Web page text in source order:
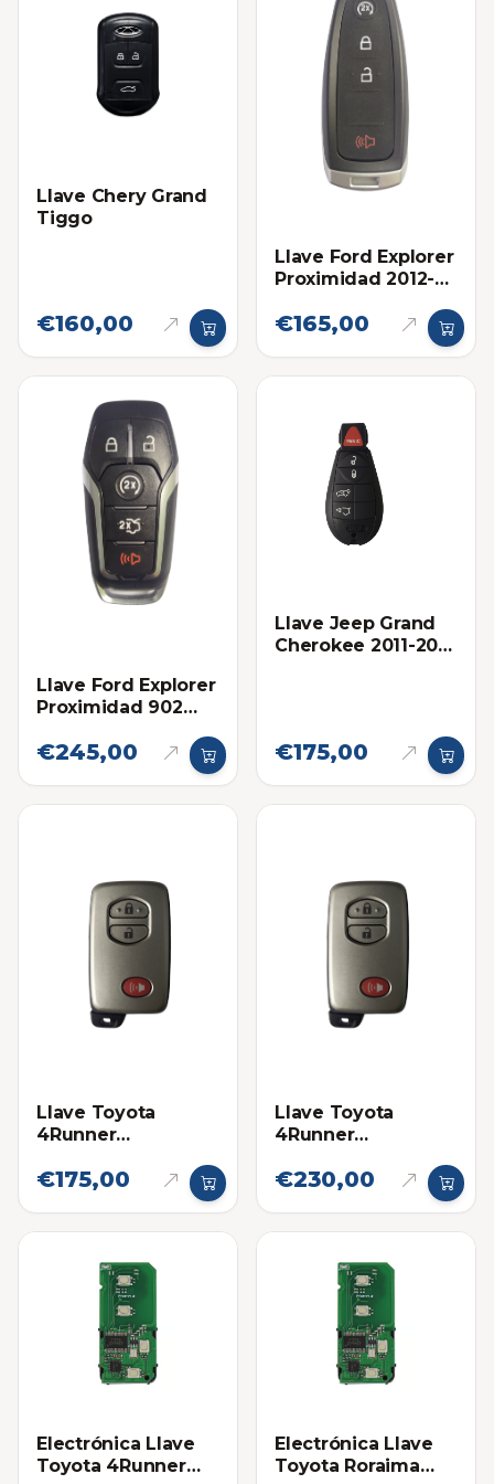
Llave Chery Grand
Tiggo
€160,00
Llave Ford Explorer
Proximidad 2012-
original
€165,00
Llave Ford Explorer
Proximidad 902
Original 2016-2019
€245,00
Llave Jeep Grand
Cherokee 2011-2013
€175,00
Llave Toyota
4Runner
€175,00
Llave Toyota
4Runner
Eléctronica original
€230,00
Electrónica Llave
Toyota 4Runner
Electrónica Llave
Toyota Roraima